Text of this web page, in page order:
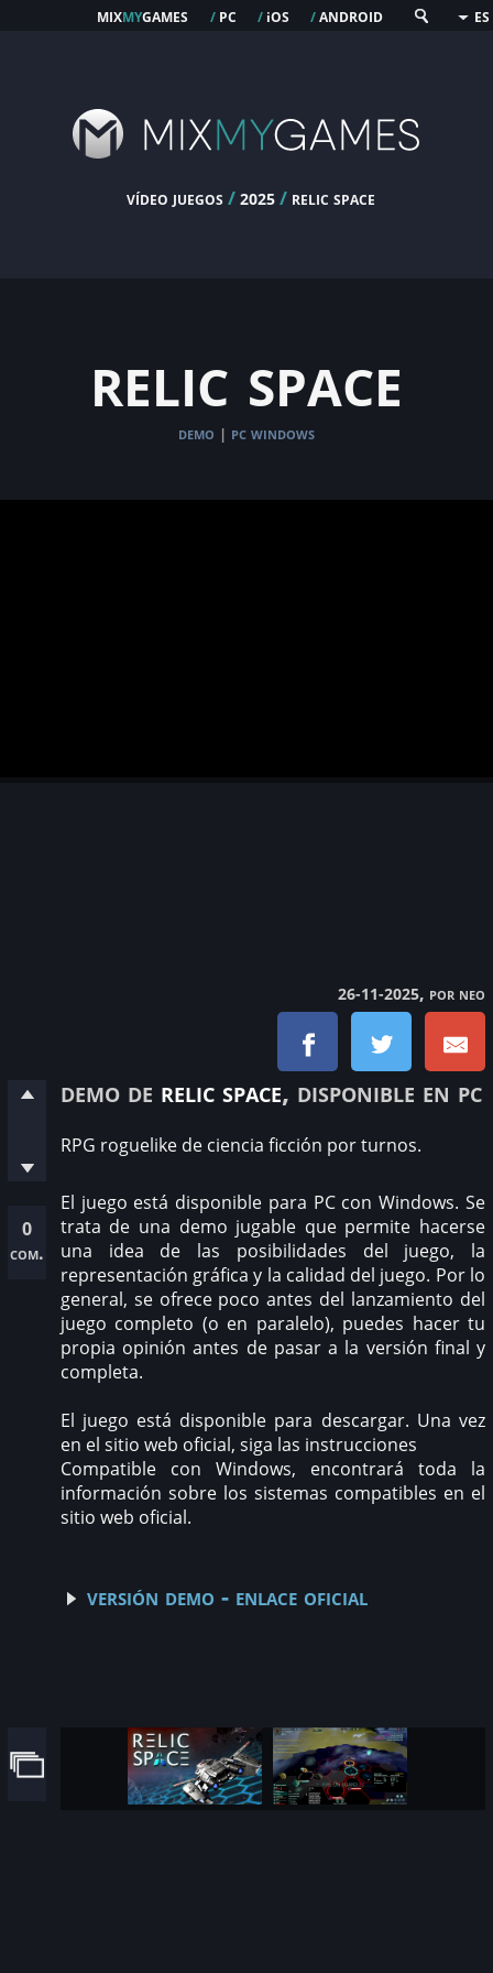
mixmygames / pc / ios /android ES
vídeo juegos / 2025 / relic space
relic space
demo | pc windows
26-11-2025, por neo
0
com.
demo de relic space, disponible en pc
RPG roguelike de ciencia ficción por turnos.
El juego está disponible para PC con Windows. Se
trata de una demo jugable que permite hacerse
una idea de las posibilidades del juego, la
representación gráfica y la calidad del juego. Por lo
general, se ofrece poco antes del lanzamiento del
juego completo (o en paralelo), puedes hacer tu
propia opinión antes de pasar a la versión final y
completa.
El juego está disponible para descargar. Una vez
en el sitio web oficial, siga las instrucciones
Compatible con Windows, encontrará toda la
información sobre los sistemas compatibles en el
sitio web oficial.
versión demo - enlace oficial